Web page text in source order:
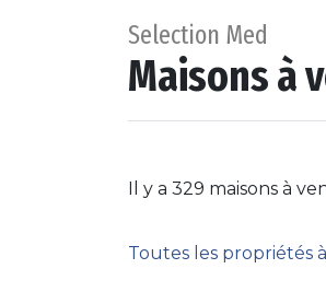
Selection Med
Maisons à
Il y a 329 maisons à
Toutes les propriétés